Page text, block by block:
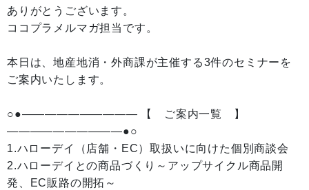
ありがとうございます。
ココプラメルマガ担当です。
本日は、地産地消・外商課が主催する3件のセミナーを
ご案内いたします。
○●—————————— 【 ご案内一覧 】
——————————●○
1.ハローデイ（店舗・EC）取扱いに向けた個別商談会
2.ハローデイとの商品づくり～アップサイクル商品開
発、EC販路の開拓～